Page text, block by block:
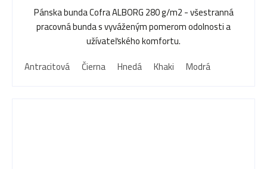
Pánska bunda Cofra ALBORG 280 g/m2 - všestranná
pracovná bunda s vyváženým pomerom odolnosti a
užívateľského komfortu.
Antracitová
Čierna Hnedá Khaki Modrá